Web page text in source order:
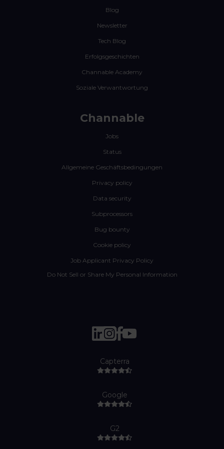
Blog
Newsletter
Tech Blog
Erfolgsgeschichten
Channable Academy
Soziale Verwantwortung
Channable
Jobs
Status
Allgemeine Geschäftsbedingungen
Privacy policy
Data security
Subprocessors
Bug bounty
Cookie policy
Job Applicant Privacy Policy
Do Not Sell or Share My Personal Information
Capterra
Google
G2